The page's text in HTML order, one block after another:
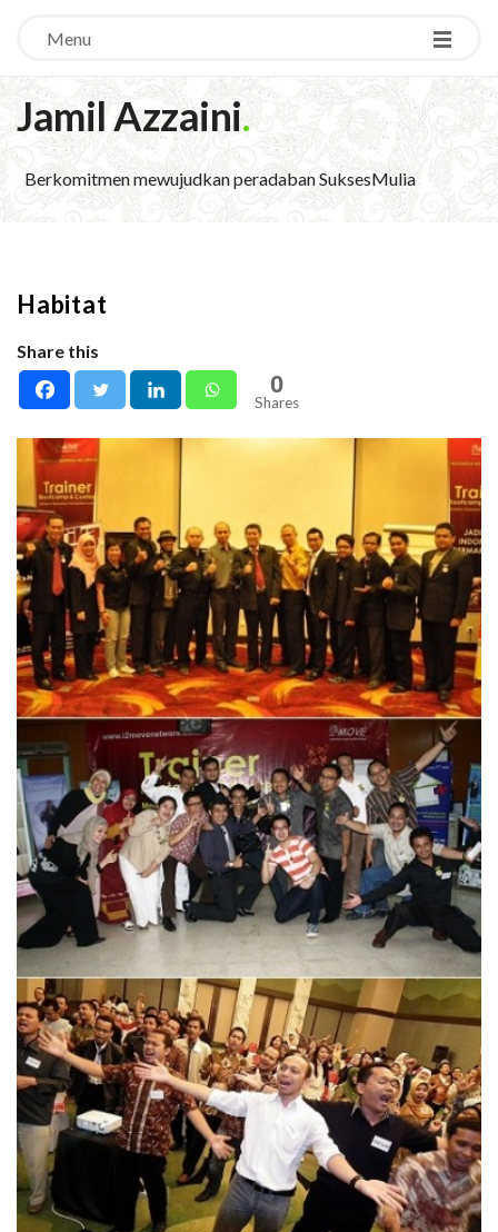
Menu
Jamil Azzaini.
Berkomitmen mewujudkan peradaban SuksesMulia
Habitat
Share this
0
Shares